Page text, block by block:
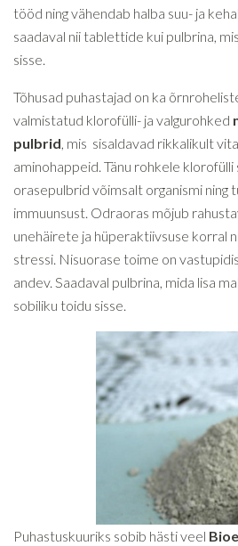
tööd ning vähendab halba suu- ja
saadaval nii tablettide kui pulbrina,
sisse.
Tõhusad puhastajad on ka
valmistatud klorofülli- ja valgurohked
pulbrid, mis sisaldavad rikkalikult
aminohappeid. Tänu rohkele
orasepulbrid võimsalt organismi ning
immuunsust. Odraoras mõjub
unehäirete ja hüperaktiivsuse korral
stressi. Nisuorase toime on
andev. Saadaval pulbrina, mida lisa
sobiliku toidu sisse.
Puhastuskuuriks sobib hästi veel